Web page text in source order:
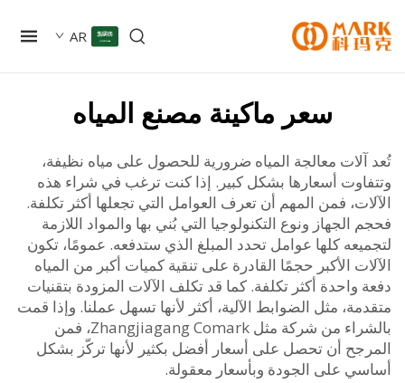
AR
سعر ماكينة مصنع المياه
معالجة المياه ضرورية للحصول على مياه نظيفة،
أسعارها بشكل كبير. إذا كنت ترغب في شراء هذه
فمن المهم أن تعرف العوامل التي تجعلها أكثر تكلفة.
ونوع التكنولوجيا التي بُني بها والمواد اللازمة
كلها عوامل تحدد المبلغ الذي ستدفعه. عمومًا، تكون
الأكبر حجمًا القادرة على تنقية كميات أكبر من المياه
واحدة أكثر تكلفة. كما قد تكلف الآلات المزودة بتقنيات
مثل الضوابط الآلية، أكثر لأنها تسهل عملنا. وإذا قمت
بالشراء من شركة مثل Zhangjiagang Comark، فمن
أن تحصل على أسعار أفضل بكثير لأنها تركّز بشكل
على الجودة وبأسعار معقولة.